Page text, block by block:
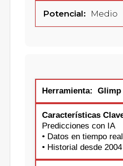
Medio
Glimp
Predicciones con IA
• Datos en tiempo real
• Historial desde 2004